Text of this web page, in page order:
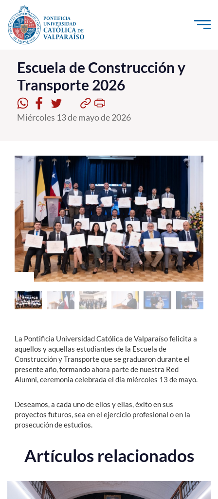
Click acá para ir directamente al contenido
La Universidad
Investigación, Creación e Innovación
PUCV Internacional
Vinculación con el Medio
Admisión
Pregrado
Postgrado
Formación Continua
Estudiantes
Académicos
Funcionarios
Alumni
English
Escuela de Construcción y
Transporte 2026
Miércoles 13 de mayo de 2026
La Pontificia Universidad Católica de Valparaíso felicita a
aquellos y aquellas estudiantes de la Escuela de
Construcción y Transporte que se graduaron durante el
presente año, formando ahora parte de nuestra Red
Alumni, ceremonia celebrada el día miércoles 13 de mayo.
Deseamos, a cada uno de ellos y ellas, éxito en sus
proyectos futuros, sea en el ejercicio profesional o en la
prosecución de estudios.
Artículos relacionados